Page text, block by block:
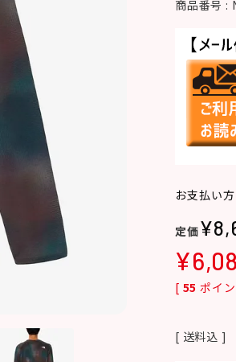
商品番号
お支払い
¥
¥
[ 55 ポイ
送料込